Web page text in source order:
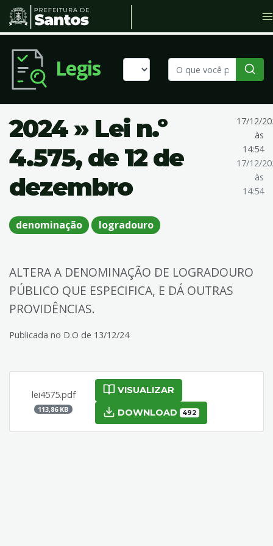
Legis
2024 » Lei n.º
4.575, de 12 de
dezembro
17/12/
às
14:54
17/12/
às
14:54
denominação logradouro
ALTERA A DENOMINAÇÃO DE LOGRADOURO
PÚBLICO QUE ESPECIFICA, E DÁ OUTRAS
PROVIDÊNCIAS.
Publicada no D.O de 13/12/24
lei4575.pdf
113,86 KB
VISUALIZAR
DOWNLOAD 492